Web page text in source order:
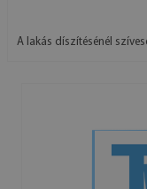
A lakás díszítésénél